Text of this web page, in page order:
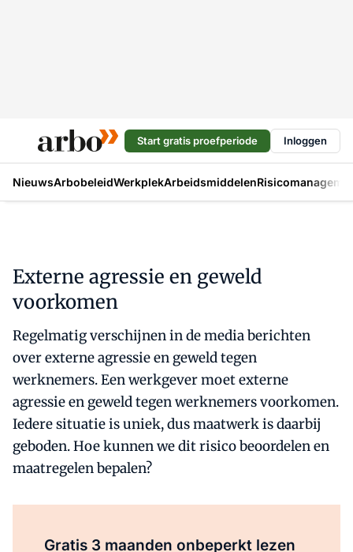
Start gratis proefperiode Inloggen
NieuwsArbobeleidWerkplekArbeidsmiddelen
Externe agressie en geweld
voorkomen
Regelmatig verschijnen in de media berichten
over externe agressie en geweld tegen
werknemers. Een werkgever moet externe
agressie en geweld tegen werknemers voorkomen.
Iedere situatie is uniek, dus maatwerk is daarbij
geboden. Hoe kunnen we dit risico beoordelen en
maatregelen bepalen?
Gratis 3 maanden onbeperkt lezen